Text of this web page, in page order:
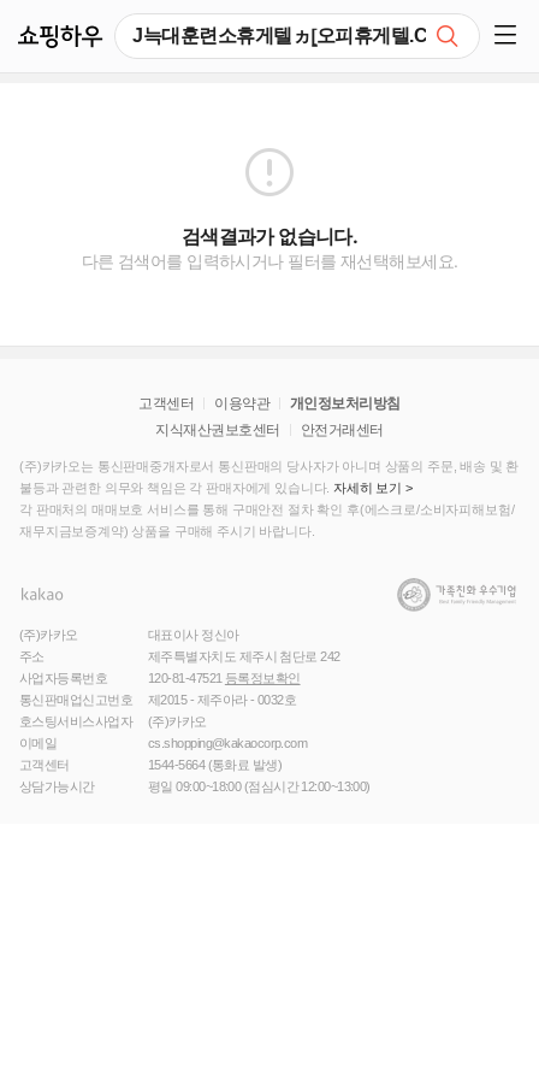
검색결과가 없습니다.
다른 검색어를 입력하시거나 필터를 재선택해보세요.
고객센터 이용약관
개인정보처리방침
지식재산권보호센터
안전거래센터
(주)카카오는 통신판매중개자로서 통신판매의 당사자가 아니며 상품의 주문, 배송 및 환
불등과 관련한 의무와 책임은 각 판매자에게 있습니다. 자세히 보기 >
각 판매처의 매매보호 서비스를 통해 구매안전 절차 확인 후(에스크로/소비자피해보험/
재무지금보증계약) 상품을 구매해 주시기 바랍니다.
(주)카카오
대표이사 정신아
주소
제주특별자치도 제주시 첨단로 242
사업자등록번호
120-81-47521 등록정보확인
통신판매업신고번호
제2015 - 제주아라 - 0032호
호스팅서비스사업자
(주)카카오
이메일
cs.shopping@kakaocorp.com
고객센터
1544-5664(통화료 발생)
상담가능시간
평일 09:00~18:00 (점심시간 12:00~13:00)